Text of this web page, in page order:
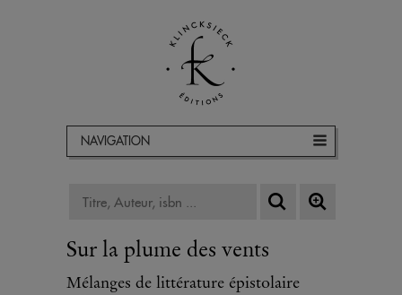
NAVIGATION
Sur la plume des vents
Mélanges de littérature épistolaire